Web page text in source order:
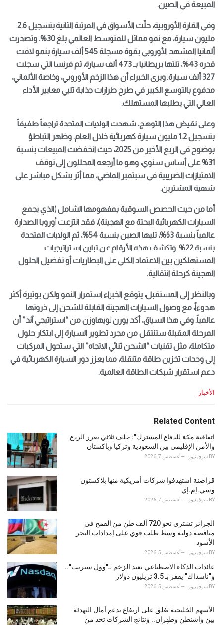
المبيعة في الصين.
وفي القارة الأوروبية، حلّت الأسواق في المرتبة الثانية بتسجيل 2.6
مليون سيارة، مع نمو مماثل للمتوسط العالمي بلغ 30%. وتصدرت
ألمانيا المشهد الأوروبي بقوة مسجلة 545 ألف سيارة بنمو لافت
قدره 43%، تلتها بريطانيا بـ 473 ألف سيارة، ثم فرنسا التي سجلت
327 ألف سيارة. ويرى الخبراء أن هذا الزخم الأوروبي، وخاصة الألماني،
مدفوع بالتوسع الكبير في طرح طرازات جذابة تلبي معايير الأداء
العالي التي يطلبها المستهلك.
وعلى نقيض هذا التوهج، شهدت الولايات المتحدة تراجعاً طفيفاً
بتسجيل 1.2 مليون سيارة كهربائية خلال العام. وظهر التباطؤ
بوضوح في الربع الأخير من 2025، حيث انخفضت المبيعات بنسبة
31% على أساس سنوي، وهو ما أرجعه المحللون إلى توقف
الامتيازات الضريبية في سبتمبر الماضي، مما أثر بشكل مباشر على
شهية المشترين.
أما من حيث الحصص السوقية بمفهومها الشامل (الذي يجمع
السيارات الكهربائية البحتة مع الهجينة)، فقد انتزعت أوروبا الصدارة
عالمياً بنسبة 63%، تليها الصين بنسبة 54%، ثم الولايات المتحدة
بنسبة 22%. وتكشف هذه الأرقام عن تباين استراتيجيات
المستهلكين بين الاعتماد الكلي على البطاريات أو تفضيل الحلول
الهجينة كرحلة انتقالية.
وبالنظر إلى المستقبل، يتوقع الخبراء استمرار النمو ولكن بوتيرة أكثر
هدوءاً، مع وصول السيارات الهجينة القابلة للشحن إلى ذروتها
عالمياً. وفي هذا السياق، أكد يورن نويهاوزن من “استراتيجي آند” أن
المرحلة المقبلة ستنتقل من مجرد تطوير السيارة إلى ابتكار حلول
متكاملة، مثل تقنيات “الشحن ثنائي الاتجاه” التي ستحول المركبات
إلى وحدات تخزين طاقة متنقلة، مما يعزز دور السيارة الكهربائية في
دعم استقرار شبكات الطاقة العالمية.
C
e
o
r
i
:
الأخبار
Related Content
اتفاقية مكة للدفاع المشترك": حلف ثلاثي يعزز الردع
والأمن الإقليمي بين السعودية وتركيا وباكستان
BY سوق نيوز أغسطس 7, 2026
قراصنة استهدفوا شركات أمريكية منها بلاكستون
وسي.إم.إي
BY سوق نيوز أغسطس 7, 2026
الجزائر تشتري نحو 720 ألف طن من القمح في
مناقصة دولية وسط طلب قوي على إمدادات البحر
الأسود
BY سوق نيوز أغسطس 5, 2026
عائدات الذكاء الاصطناعي تعيد الزخم لـ"وول ستريت"..
و"ناسداك" يقفز بـ 3.5 تريليون دولار
BY سوق نيوز أغسطس 5, 2026
الأسهم الخليجية تغلق على ارتفاع بدعم آمال التهدئة
بين واشنطن وطهران.. ونتائج الشركات تحد من